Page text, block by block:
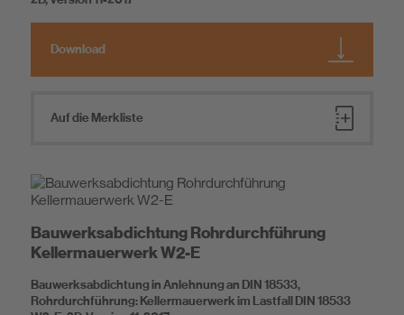
Download
Auf die Merkliste
Bauwerksabdichtung Rohrdurchführung
Kellermauerwerk W2-E
Bauwerksabdichtung in Anlehnung an DIN 18533,
Rohrdurchführung: Kellermauerwerk im Lastfall DIN 18533